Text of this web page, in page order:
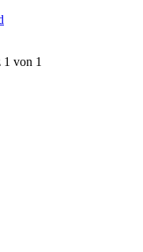
1 von 1